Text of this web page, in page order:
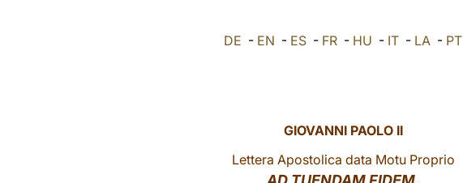
DE - EN - ES - FR - HU - IT - LA - PT
GIOVANNI PAOLO II
Lettera Apostolica data Motu Proprio